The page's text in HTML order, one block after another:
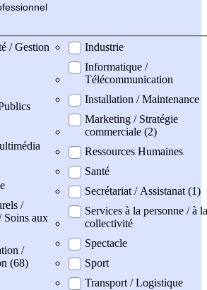
fessionnel
/ Gestion
/
Soins aux
/
(68)
Industrie
Informatique /
Télécommunication
Installation / Maintenance
Marketing / Stratégie
commerciale (2)
Ressources Humaines
Santé
Secrétariat / Assistanat (1)
Services à la personne / à la
collectivité
Spectacle
Sport
Transport / Logistique